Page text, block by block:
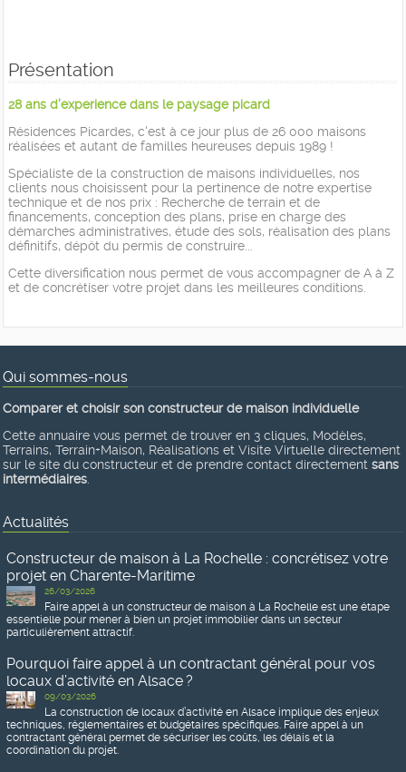
Présentation
28 ans d'experience dans le paysage picard
Résidences Picardes, c'est à ce jour plus de 26 000 maisons
réalisées et autant de familles heureuses depuis 1989 !
Spécialiste de la construction de maisons individuelles, nos
clients nous choisissent pour la pertinence de notre expertise
technique et de nos prix : Recherche de terrain et de
financements, conception des plans, prise en charge des
démarches administratives, étude des sols, réalisation des plans
définitifs, dépôt du permis de construire...
Cette diversification nous permet de vous accompagner de A à Z
et de concrétiser votre projet dans les meilleures conditions.
Qui sommes-nous
Comparer et choisir son constructeur de maison individuelle
Cette annuaire vous permet de trouver en 3 cliques, Modèles,
Terrains, Terrain+Maison, Réalisations et Visite Virtuelle directement
sur le site du constructeur et de prendre contact directement sans
intermédiaires
Actualités
Constructeur de maison à La Rochelle : concrétisez votre
projet en Charente-Maritime
26/03/2026
Faire appel à un constructeur de maison à La Rochelle est une étape
essentielle pour mener à bien un projet immobilier dans un secteur
particulièrement attractif.
Pourquoi faire appel à un contractant général pour vos
locaux d’activité en Alsace ?
09/03/2026
La construction de locaux d’activité en Alsace implique des enjeux
techniques, réglementaires et budgétaires spécifiques. Faire appel à un
contractant général permet de sécuriser les coûts, les délais et la
coordination du projet.